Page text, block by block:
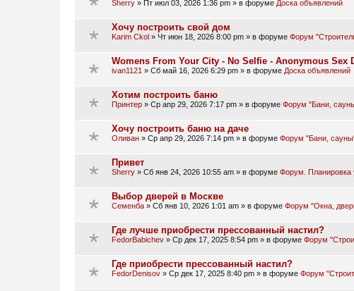
Sherry » Пт июл 03, 2026 1:36 pm » в форуме Доска объявлений
Хочу построить свой дом
Karim Ckol » Чт июн 18, 2026 8:00 pm » в форуме Форум
Womens From Your City - No Selfie - Anonymous Sex
ivan1121 » Сб май 16, 2026 6:29 pm » в форуме Доска объявлений
Хотим построить баню
Принтер » Ср апр 29, 2026 7:17 pm » в форуме Форум "Бани,
Хочу построить баню на даче
Оливан » Ср апр 29, 2026 7:14 pm » в форуме Форум "Бани,
Привет
Sherry » Сб янв 24, 2026 10:55 am » в форуме Форум. Планировка
Выбор дверей в Москве
Семенба » Сб янв 10, 2026 1:01 am » в форуме Форум "Окна,
Где лучше приобрести прессованный настил?
FedorBabichev » Ср дек 17, 2025 8:54 pm » в форуме Форум
Где приобрести прессованный настил?
FedorDenisov » Ср дек 17, 2025 8:40 pm » в форуме Форум